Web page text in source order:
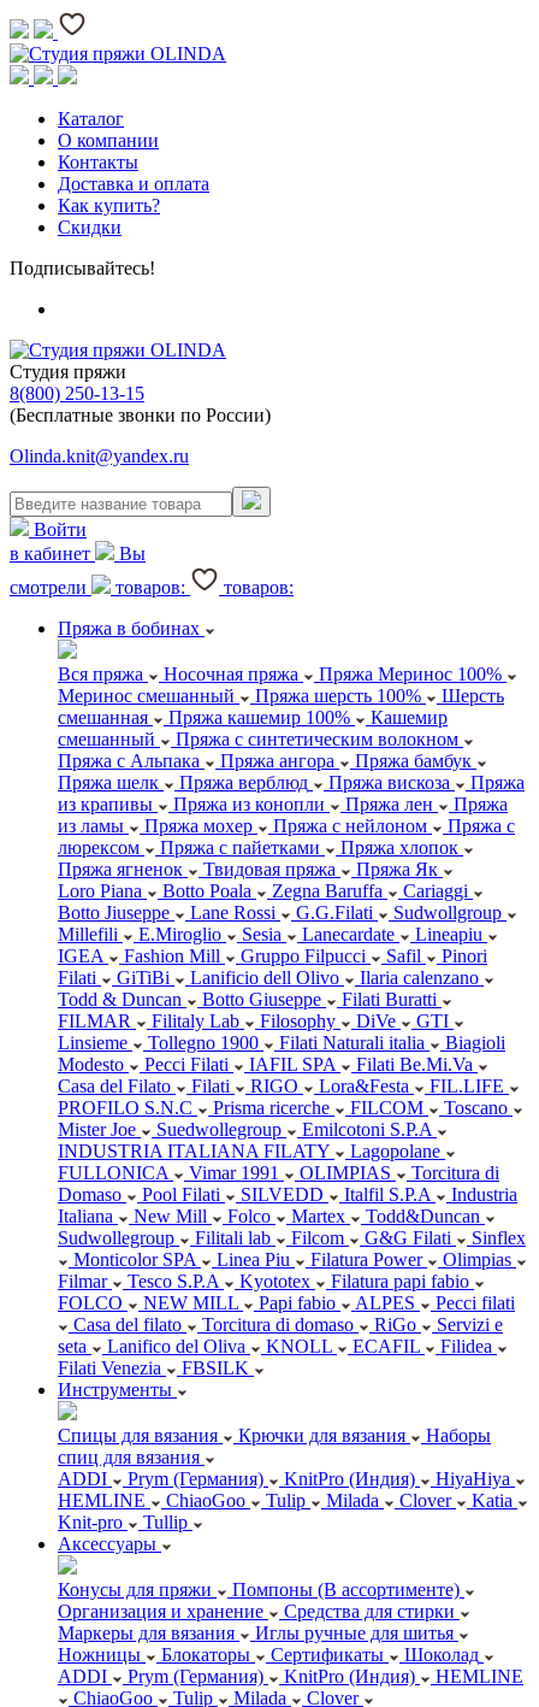
Каталог
О компании
Контакты
Доставка и оплата
Как купить?
Скидки
Подписывайтесь!
Студия пряжи
8(800) 250-13-15
(Бесплатные звонки по России)
Olinda.knit@yandex.ru
Войти
в кабинет
Вы
смотрели
товаров:
товаров:
Пряжа в бобинах
Вся пряжа Носочная пряжа
Пряжа Меринос 100%
Меринос смешанный
Пряжа шерсть 100%
Шерсть
смешанная
Пряжа кашемир 100%
Кашемир
смешанный
Пряжа с синтетическим волокном
Пряжа с Альпака
Пряжа ангора
Пряжа бамбук
Пряжа шелк
Пряжа верблюд Пряжа вискоза
Пряжа
из крапивы
Пряжа из конопли Пряжа лен
Пряжа
из ламы
Пряжа мохер Пряжа с нейлоном
Пряжа с
люрексом
Пряжа с пайетками
Пряжа хлопок
Пряжа ягненок
Твидовая пряжа
Пряжа Як
Loro Piana
Botto Poala Zegna Baruffa
Cariaggi
Botto Jiuseppe
Lane Rossi G.G.Filati
Sudwollgroup
Millefili
E.Miroglio Sesia Lanecardate
Lineapiu
IGEA
Fashion Mill Gruppo Filpucci Safil
Pinori
Filati
GiTiBi Lanificio dell Olivo
Ilaria calenzano
Todd & Duncan
Botto Giuseppe
Filati Buratti
FILMAR
Filitaly Lab Filosophy DiVe
GTI
Linsieme
Tollegno 1900 Filati Naturali italia
Biagioli
Modesto
Pecci Filati IAFIL SPA
Filati Be.Mi.Va
Casa del Filato
Filati RIGO Lora&Festa
FIL.LIFE
PROFILO S.N.C
Prisma ricerche FILCOM
Toscano
Mister Joe
Suedwollegroup
Emilcotoni S.P.A
INDUSTRIA ITALIANA FILATY
Lagopolane
FULLONICA
Vimar 1991 OLIMPIAS
Torcitura di
Domaso
Pool Filati SILVEDD Italfil S.P.A
Industria
Italiana
New Mill Folco Martex
Todd&Duncan
Sudwollegroup
Filitali lab Filcom G&G Filati
Sinflex
Monticolor SPA
Linea Piu Filatura Power
Olimpias
Filmar
Tesco S.P.A Kyototex
Filatura papi fabio
FOLCO
NEW MILL Papi fabio ALPES
Pecci filati
Casa del filato
Torcitura di domaso RiGo
Servizi e
seta
Lanifico del Oliva KNOLL ECAFIL
Filidea
Filati Venezia
FBSILK
Инструменты
Спицы для вязания Крючки для вязания
Наборы
спиц для вязания
ADDI
Prym (Германия) KnitPro (Индия)
HiyaHiya
HEMLINE
ChiaoGoo Tulip Milada Clover
Katia
Knit-pro
Tullip
Аксессуары
Конусы для пряжи
Помпоны (В ассортименте)
Организация и хранение
Средства для стирки
Маркеры для вязания
Иглы ручные для шитья
Ножницы
Блокаторы Сертификаты
Шоколад
ADDI
Prym (Германия) KnitPro (Индия)
HEMLINE
ChiaoGoo
Tulip Milada
Clover